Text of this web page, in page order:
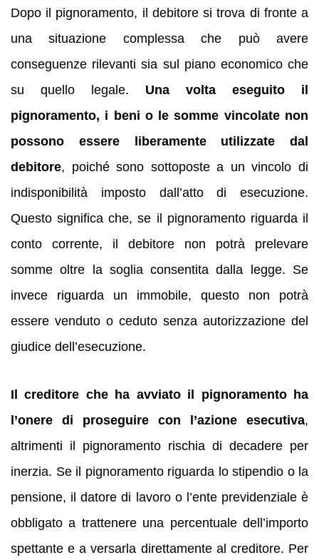
Dopo il pignoramento, il debitore si trova di fronte a
una situazione complessa che può avere
conseguenze rilevanti sia sul piano economico che
su quello legale. Una volta eseguito il
pignoramento, i beni o le somme vincolate non
possono essere liberamente utilizzate dal
debitore, poiché sono sottoposte a un vincolo di
indisponibilità imposto dall’atto di esecuzione.
Questo significa che, se il pignoramento riguarda il
conto corrente, il debitore non potrà prelevare
somme oltre la soglia consentita dalla legge. Se
invece riguarda un immobile, questo non potrà
essere venduto o ceduto senza autorizzazione del
giudice dell’esecuzione.
Il creditore che ha avviato il pignoramento ha
l’onere di proseguire con l’azione esecutiva,
altrimenti il pignoramento rischia di decadere per
inerzia. Se il pignoramento riguarda lo stipendio o la
pensione, il datore di lavoro o l’ente previdenziale è
obbligato a trattenere una percentuale dell’importo
spettante e a versarla direttamente al creditore. Per